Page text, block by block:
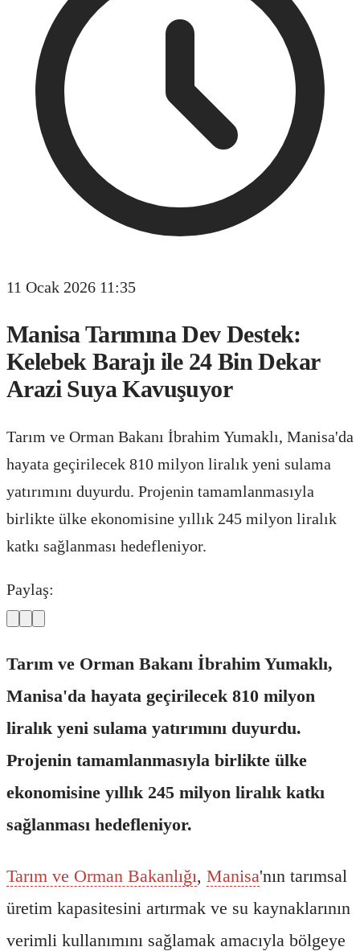
11 Ocak 2026 11:35
Manisa Tarımına Dev Destek:
Kelebek Barajı ile 24 Bin Dekar
Arazi Suya Kavuşuyor
Tarım ve Orman Bakanı İbrahim Yumaklı, Manisa'da
hayata geçirilecek 810 milyon liralık yeni sulama
yatırımını duyurdu. Projenin tamamlanmasıyla
birlikte ülke ekonomisine yıllık 245 milyon liralık
katkı sağlanması hedefleniyor.
Paylaş:
Tarım ve Orman Bakanı İbrahim Yumaklı,
Manisa'da hayata geçirilecek 810 milyon
liralık yeni sulama yatırımını duyurdu.
Projenin tamamlanmasıyla birlikte ülke
ekonomisine yıllık 245 milyon liralık katkı
sağlanması hedefleniyor.
Tarım ve Orman Bakanlığı, Manisa'nın tarımsal
üretim kapasitesini artırmak ve su kaynaklarının
verimli kullanımını sağlamak amacıyla bölgeye